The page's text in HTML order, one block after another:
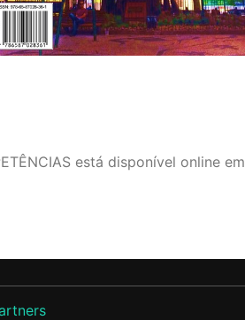
está disponível online em